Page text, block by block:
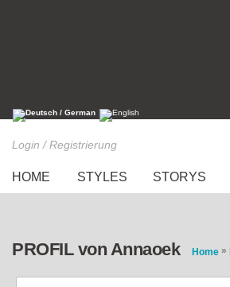
Login / Registrierung
HOME STYLES STORYS
PROFIL von Annaoek Home »